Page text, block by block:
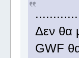
Δεν θα
GWF